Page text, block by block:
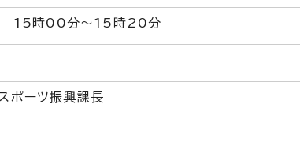
15時00分～15時20分
ポーツ振興課長